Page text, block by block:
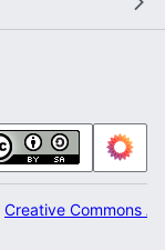
Creative Commons